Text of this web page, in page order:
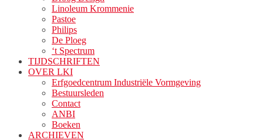
Linoleum Krommenie
Pastoe
Philips
De Ploeg
‘t Spectrum
TIJDSCHRIFTEN
OVER LKI
Erfgoedcentrum Industriële Vormgeving
Bestuursleden
Contact
ANBI
Boeken
ARCHIEVEN